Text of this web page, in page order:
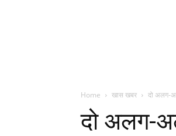
Home खास खबर दो अलग-
दो अलग-